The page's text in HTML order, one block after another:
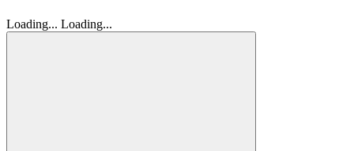
Loading... Loading...